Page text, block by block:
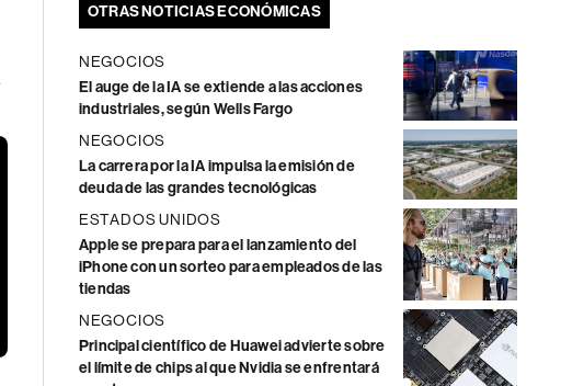
OTRAS NOTICIAS ECONÓMICAS
NEGOCIOS
El auge de la IA se extiende a las acciones
industriales, según Wells Fargo
NEGOCIOS
La carrera por la IA impulsa la emisión de
deuda de las grandes tecnológicas
ESTADOS UNIDOS
Apple se prepara para el lanzamiento del
iPhone con un sorteo para empleados de las
tiendas
NEGOCIOS
Principal científico de Huawei advierte sobre
el límite de chips al que Nvidia se enfrentará